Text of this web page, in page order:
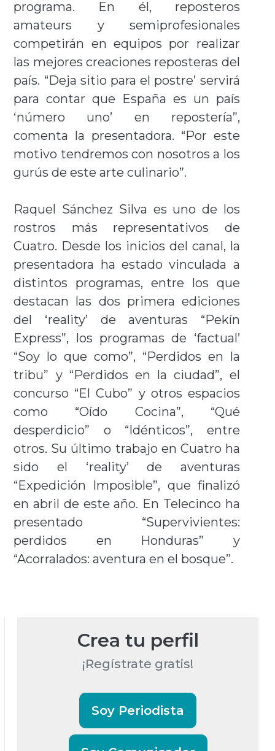
programa. En él, reposteros
amateurs y semiprofesionales
competirán en equipos por realizar
las mejores creaciones reposteras del
país. “Deja sitio para el postre’ servirá
para contar que España es un país
‘número uno’ en repostería”,
comenta la presentadora. “Por este
motivo tendremos con nosotros a los
gurús de este arte culinario”.
Raquel Sánchez Silva es uno de los
rostros más representativos de
Cuatro. Desde los inicios del canal, la
presentadora ha estado vinculada a
distintos programas, entre los que
destacan las dos primera ediciones
del ‘reality’ de aventuras “Pekín
Express”, los programas de ‘factual’
“Soy lo que como”, “Perdidos en la
tribu” y “Perdidos en la ciudad”, el
concurso “El Cubo” y otros espacios
como “Oído Cocina”, “Qué
desperdicio” o “Idénticos”, entre
otros. Su último trabajo en Cuatro ha
sido el ‘reality’ de aventuras
“Expedición Imposible”, que finalizó
en abril de este año. En Telecinco ha
presentado “Supervivientes:
perdidos en Honduras” y
“Acorralados: aventura en el bosque”.
Crea tu perfil
¡Regístrate gratis!
Soy Periodista